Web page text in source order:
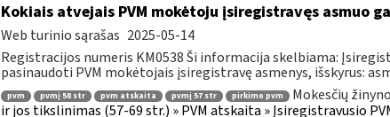
Kokiais atvejais PVM mokėtoju įsiregistravęs asmuo
Web turinio sąrašas 2025-05-14
Registracijos numeris KM0538 Ši informacija skelbiama:
pasinaudoti PVM mokėtojais įsiregistravę asmenys, išskyrus:
pvm pvmį 58 str pvm atskaita pvmį 57 str pirkimo pvm Mokesčių
ir jos tikslinimas (57-69 str.) » PVM atskaita » Įsiregistravusio